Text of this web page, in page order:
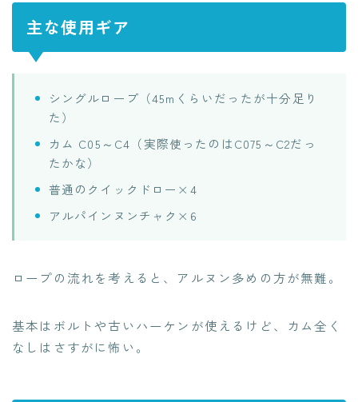
主な使用ギア
シングルロープ（45mくらいだったが十分足り
た）
カム C05～C4（実際使ったのはC075～C2だっ
たかな）
普通のクイックドロー×4
アルパインヌンチャク×6
ロープの流れを考えると、アルヌン多めの方が無難。
基本はボルトや古いハーケンが使えるけど、カム全く
なしはさすがに怖い。